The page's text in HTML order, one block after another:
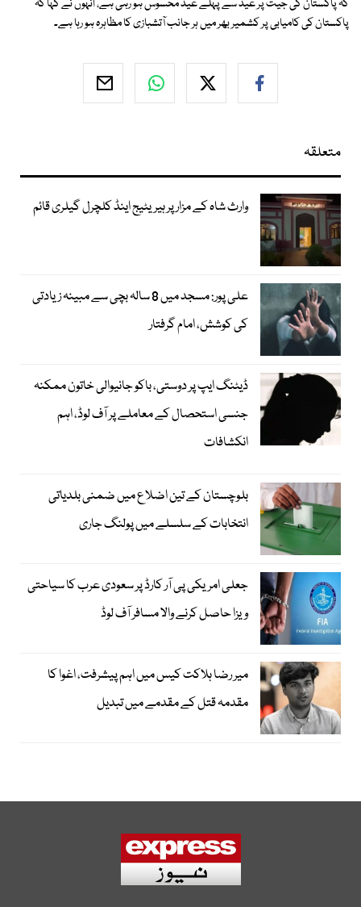
کہ پاکستان کی جیت پر عید سے پہلے عید محسوس ہو رہی ہے، انہوں نے کہا کہ
پاکستان کی کامیابی پر کشمیر بھر میں ہر جانب آتشبازی کا مظاہرہ ہو رہا ہے۔
متعلقہ
وارث شاہ کے مزار پر ہیریٹیج اینڈ کلچرل گیلری قائم
علی پور: مسجد میں 8 سالہ بچی سے مبینہ زیادتی
کی کوشش، امام گرفتار
ڈیٹنگ ایپ پر دوستی، باکو جانیوالی خاتون ممکنہ
جنسی استحصال کے معاملے پر آف لوڈ، اہم
انکشافات
بلوچستان کے تین اضلاع میں ضمنی بلدیاتی
انتخابات کے سلسلے میں پولنگ جاری
جعلی امریکی پی آر کارڈ پر سعودی عرب کا سیاحتی
ویزا حاصل کرنے والا مسافر آف لوڈ
میر رضا ہلاکت کیس میں اہم پیشرفت، اغوا کا
مقدمہ قتل کے مقدمے میں تبدیل